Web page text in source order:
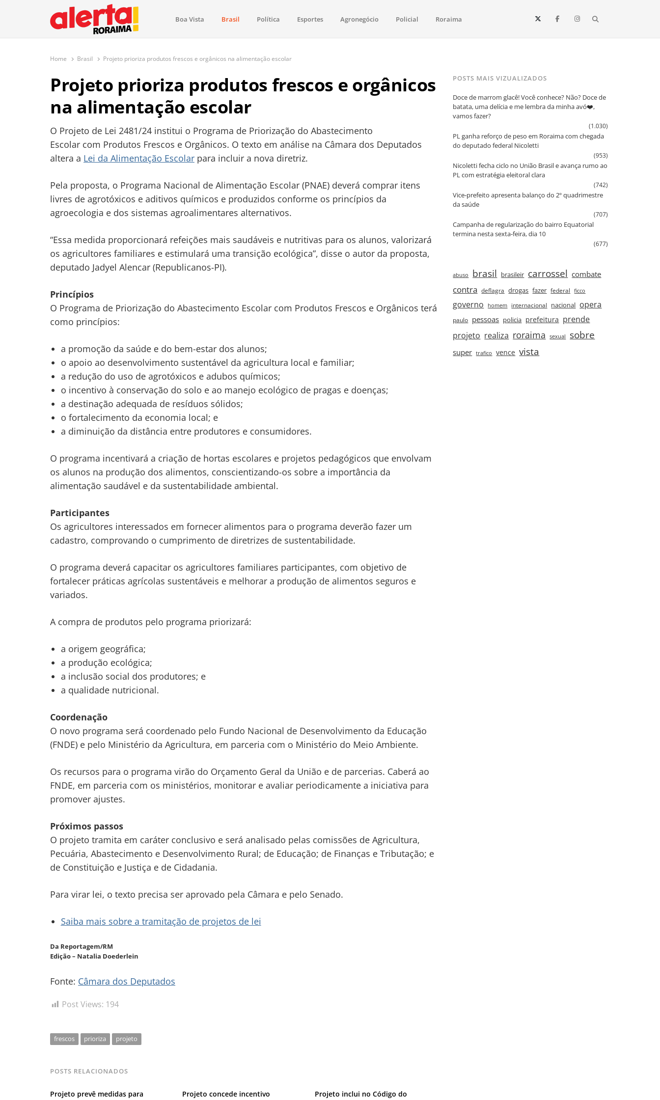
O maior portal de notícias de Roraima
O Alerta Roraima é seu portal de notícias completo sobre política, saúde, esportes, economia e os principais acontecimentos de Boa Vista e todo o estado de Roraima. Fique sempre informado
Boa Vista Brasil Política Esportes Agronegócio Policial Roraima
Home Brasil Projeto prioriza produtos frescos e orgânicos na alimentação escolar
Projeto prioriza produtos frescos e orgânicos
na alimentação escolar
O Projeto de Lei 2481/24 institui o Programa de Priorização do Abastecimento
Escolar com Produtos Frescos e Orgânicos. O texto em análise na Câmara dos Deputados
altera a Lei da Alimentação Escolar para incluir a nova diretriz.
Pela proposta, o Programa Nacional de Alimentação Escolar (PNAE) deverá comprar itens
livres de agrotóxicos e aditivos químicos e produzidos conforme os princípios da
agroecologia e dos sistemas agroalimentares alternativos.
“Essa medida proporcionará refeições mais saudáveis e nutritivas para os alunos, valorizará
os agricultores familiares e estimulará uma transição ecológica”, disse o autor da proposta,
deputado Jadyel Alencar (Republicanos-PI).
Princípios
O Programa de Priorização do Abastecimento Escolar com Produtos Frescos e Orgânicos terá
como princípios:
a promoção da saúde e do bem-estar dos alunos;
o apoio ao desenvolvimento sustentável da agricultura local e familiar;
a redução do uso de agrotóxicos e adubos químicos;
o incentivo à conservação do solo e ao manejo ecológico de pragas e doenças;
a destinação adequada de resíduos sólidos;
o fortalecimento da economia local; e
a diminuição da distância entre produtores e consumidores.
O programa incentivará a criação de hortas escolares e projetos pedagógicos que envolvam
os alunos na produção dos alimentos, conscientizando-os sobre a importância da
alimentação saudável e da sustentabilidade ambiental.
Participantes
Os agricultores interessados em fornecer alimentos para o programa deverão fazer um
cadastro, comprovando o cumprimento de diretrizes de sustentabilidade.
O programa deverá capacitar os agricultores familiares participantes, com objetivo de
fortalecer práticas agrícolas sustentáveis e melhorar a produção de alimentos seguros e
variados.
A compra de produtos pelo programa priorizará:
a origem geográfica;
a produção ecológica;
a inclusão social dos produtores; e
a qualidade nutricional.
Coordenação
O novo programa será coordenado pelo Fundo Nacional de Desenvolvimento da Educação
(FNDE) e pelo Ministério da Agricultura, em parceria com o Ministério do Meio Ambiente.
Os recursos para o programa virão do Orçamento Geral da União e de parcerias. Caberá ao
FNDE, em parceria com os ministérios, monitorar e avaliar periodicamente a iniciativa para
promover ajustes.
Próximos passos
O projeto tramita em caráter conclusivo e será analisado pelas comissões de Agricultura,
Pecuária, Abastecimento e Desenvolvimento Rural; de Educação; de Finanças e Tributação; e
de Constituição e Justiça e de Cidadania.
Para virar lei, o texto precisa ser aprovado pela Câmara e pelo Senado.
Saiba mais sobre a tramitação de projetos de lei
Da Reportagem/RM
Edição – Natalia Doederlein
Fonte: Câmara dos Deputados
Post Views: 194
frescos prioriza projeto
POSTS RELACIONADOS
Projeto prevê medidas para
Projeto concede incentivo
Projeto inclui no Código do
Navegação
POSTS MAIS VIZUALIZADOS
Doce de marrom glacê! Você conhece? Não? Doce de
batata, uma delícia e me lembra da minha avó❤️,
vamos fazer?
(1.030)
PL ganha reforço de peso em Roraima com chegada
do deputado federal Nicoletti
(953)
Nicoletti fecha ciclo no União Brasil e avança rumo ao
PL com estratégia eleitoral clara
(742)
Vice‑prefeito apresenta balanço do 2º quadrimestre
da saúde
(707)
Campanha de regularização do bairro Equatorial
termina nesta sexta‑feira, dia 10
(677)
abuso brasil brasileir carrossel combate
contra deflagra drogas fazer federal ficco
governo homem internacional nacional opera
paulo pessoas policia prefeitura prende
projeto realiza roraima sexual sobre
super trafico vence vista